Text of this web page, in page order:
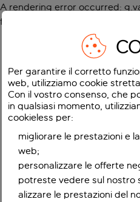
A rendering error occurred:
function
Per garantire il corretto
web, utilizziamo cookie
Con il vostro consenso, che
in qualsiasi momento,
cookieless per:
migliorare le prestazioni e
web;
personalizzare le offerte
potreste vedere sul nostro
alizzare le prestazioni del